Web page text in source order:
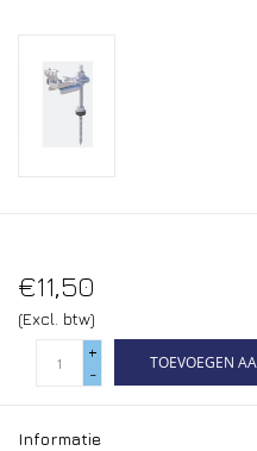
€11,50
(Excl. btw)
+
-
TOEVOEGEN
Informatie